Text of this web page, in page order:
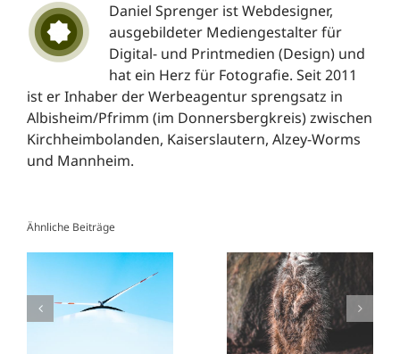
Daniel Sprenger ist Webdesigner,
ausgebildeter Mediengestalter für
Digital- und Printmedien (Design) und
hat ein Herz für Fotografie. Seit 2011
ist er Inhaber der Werbeagentur sprengsatz in
Albisheim/Pfrimm (im Donnersbergkreis) zwischen
Kirchheimbolanden, Kaiserslautern, Alzey-Worms
und Mannheim.
Ähnliche Beiträge